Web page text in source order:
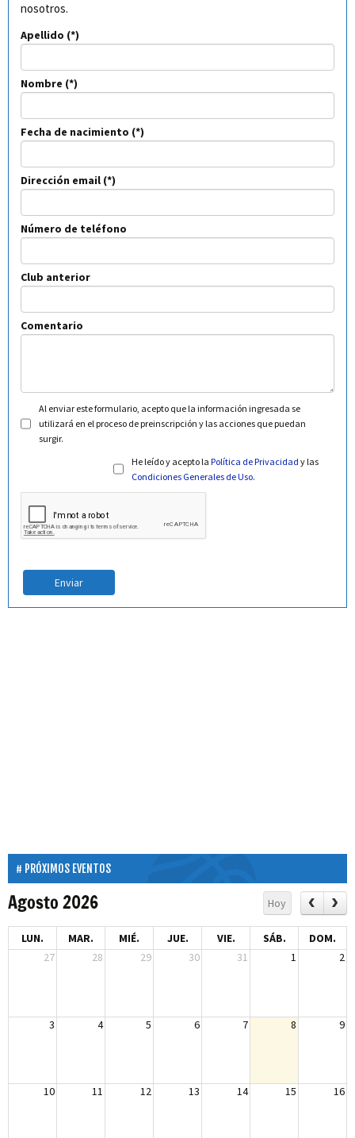
nosotros.
Apellido
Nombre
Fecha de nacimiento
Dirección email
Número de teléfono
Club anterior
Comentario
Al enviar este formulario, acepto que la información ingresada se
utilizará en el proceso de preinscripción y las acciones que puedan
surgir.
He leído y acepto la Política de Privacidad y las
Condiciones Generales de Uso.
Enviar
PRÓXIMOS EVENTOS
Agosto 2026 Hoy
LUN. MAR. MIÉ. JUE. VIE. SÁB.
DOM.
27
28 29 30 31 1 2
3 4 5 6 7 8 9
10 11 12 13 14 15 16